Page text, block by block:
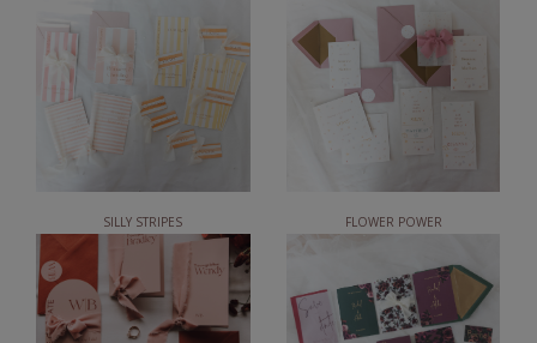
SILLY STRIPES FLOWER POWER